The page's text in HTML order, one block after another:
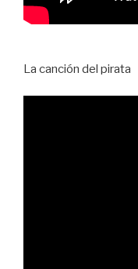
La canción del pirata